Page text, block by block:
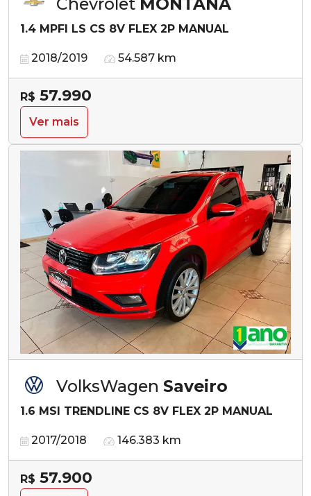
Chevrolet MONTANA
1.4 MPFI LS CS 8V FLEX 2P MANUAL
2018/2019 54.587 km
R$ 57.990
Ver mais
VolksWagen Saveiro
1.6 MSI TRENDLINE CS 8V FLEX 2P MANUAL
2017/2018 146.383 km
R$ 57.900